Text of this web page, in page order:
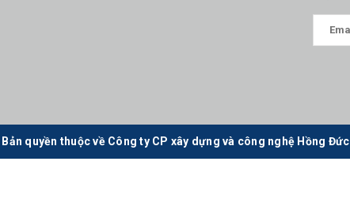
quyền thuộc về Công ty CP xây dựng và công nghệ Hồng Đức